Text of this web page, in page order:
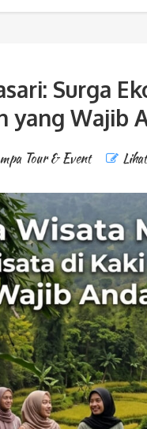
Surga
yang Wajib
Tour & Event